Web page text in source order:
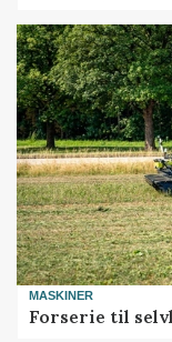
MASKINER
Forserie til